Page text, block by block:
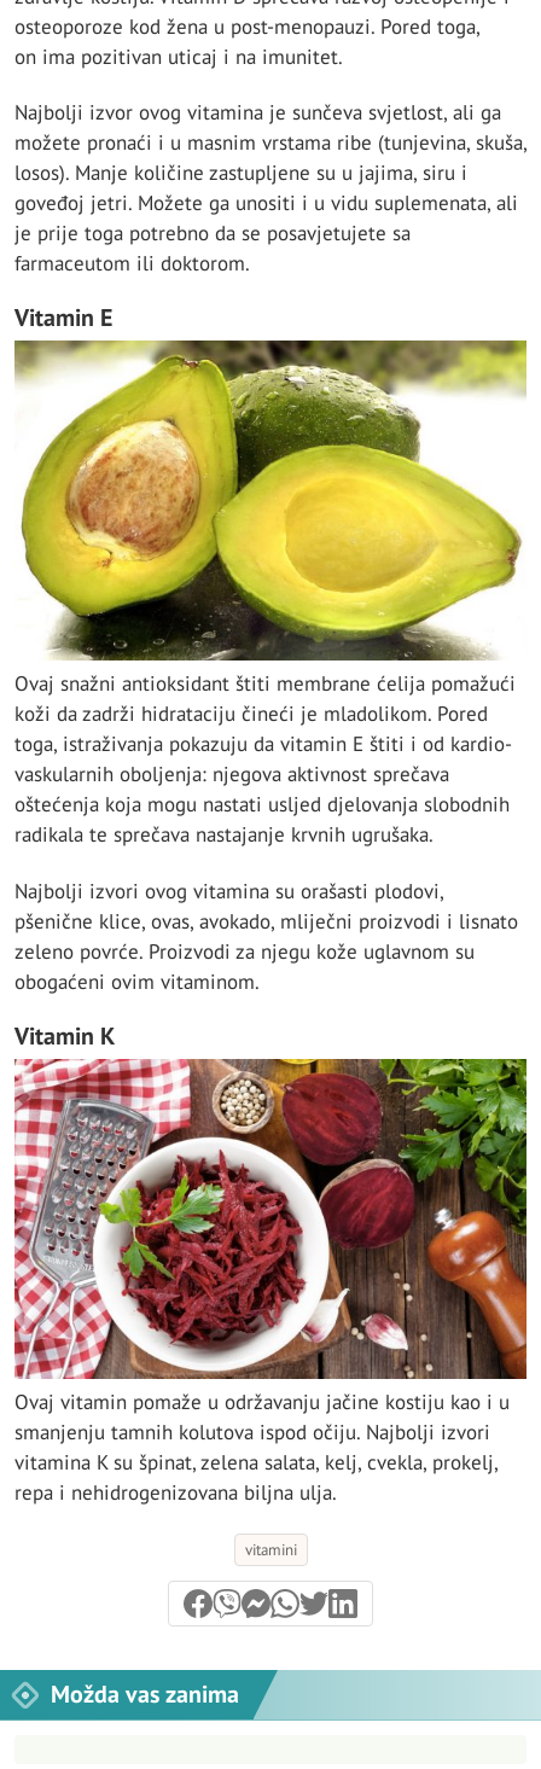
osteoporoze kod žena u post-menopauzi. Pored toga,
on ima pozitivan uticaj i na imunitet.
Najbolji izvor ovog vitamina je sunčeva svjetlost, ali ga
možete pronaći i u masnim vrstama ribe (tunjevina, skuša,
losos). Manje količine zastupljene su u jajima, siru i
goveđoj jetri. Možete ga unositi i u vidu suplemenata, ali
je prije toga potrebno da se posavjetujete sa
farmaceutom ili doktorom.
Vitamin E
Ovaj snažni antioksidant štiti membrane ćelija pomažući
koži da zadrži hidrataciju čineći je mladolikom. Pored
toga, istraživanja pokazuju da vitamin E štiti i od kardio-
vaskularnih oboljenja: njegova aktivnost sprečava
oštećenja koja mogu nastati usljed djelovanja slobodnih
radikala te sprečava nastajanje krvnih ugrušaka.
Najbolji izvori ovog vitamina su orašasti plodovi,
pšenične klice, ovas, avokado, mliječni proizvodi i lisnato
zeleno povrće. Proizvodi za njegu kože uglavnom su
obogaćeni ovim vitaminom.
Vitamin K
Ovaj vitamin pomaže u održavanju jačine kostiju kao i u
smanjenju tamnih kolutova ispod očiju. Najbolji izvori
vitamina K su špinat, zelena salata, kelj, cvekla, prokelj,
repa i nehidrogenizovana biljna ulja.
vitamini
Možda vas zanima